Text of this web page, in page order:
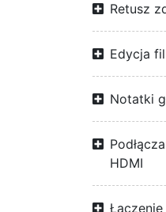
Retusz
Edycja
Notatki
HDMI